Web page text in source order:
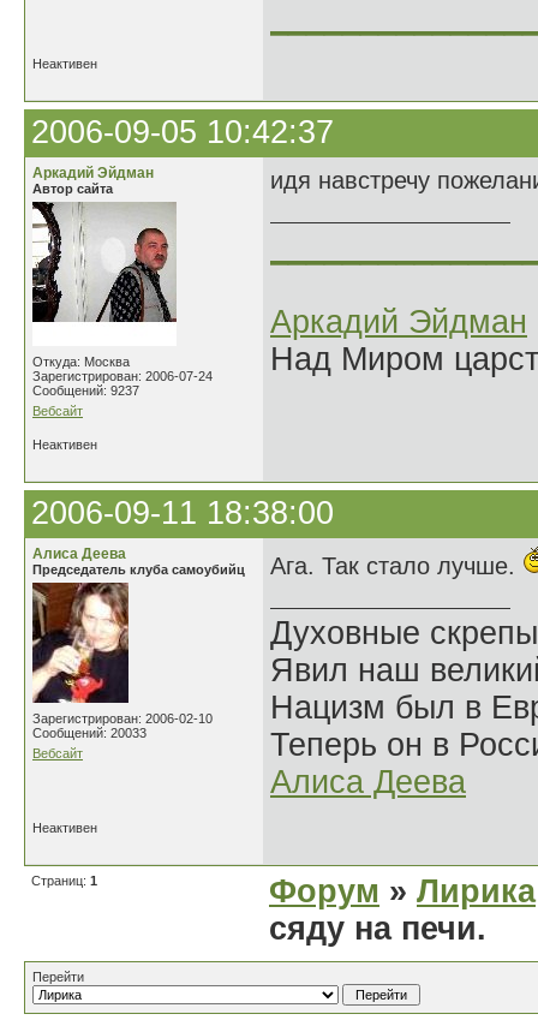
Неактивен
2006-09-05 10:42:37
Аркадий Эйдман
Автор сайта
Откуда: Москва
Зарегистрирован: 2006-07-24
Сообщений: 9237
Вебсайт
идя навстречу
Аркадий Эйдман
Над Миром
Неактивен
2006-09-11 18:38:00
Алиса Деева
Председатель клуба самоубийц
Зарегистрирован: 2006-02-10
Сообщений: 20033
Вебсайт
Ага. Так стало лучше.
Духовные
Явил наш
Нацизм был в
Теперь он в
Алиса Деева
Неактивен
Страниц: 1 Форум » Лирика
сяду на печи.
Перейти